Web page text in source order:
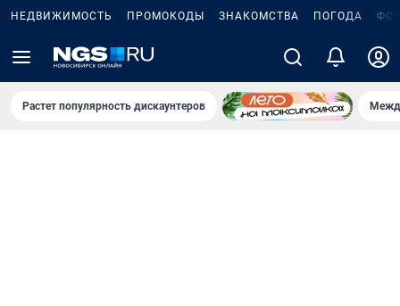
НЕДВИЖИМОСТЬ ПРОМОКОДЫ ЗНАКОМСТВА ПОГОДА
Растет популярность дискаунтеров